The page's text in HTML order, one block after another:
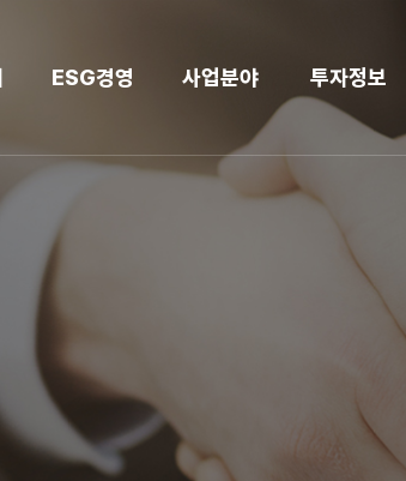
ESG경영 사업분야 투자정보